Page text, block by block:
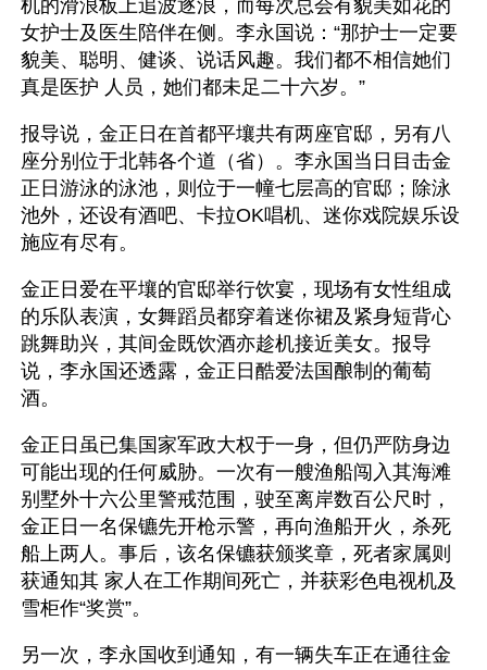
机的滑浪板上追波逐浪，而每次总会有貌美如花的
女护士及医生陪伴在侧。李永国说：“那护士一定要
貌美、聪明、健谈、说话风趣。我们都不相信她们
真是医护 人员，她们都未足二十六岁。”
报导说，金正日在首都平壤共有两座官邸，另有八
座分别位于北韩各个道（省）。李永国当日目击金
正日游泳的泳池，则位于一幢七层高的官邸；除泳
池外，还设有酒吧、卡拉OK唱机、迷你戏院娱乐设
施应有尽有。
金正日爱在平壤的官邸举行饮宴，现场有女性组成
的乐队表演，女舞蹈员都穿着迷你裙及紧身短背心
跳舞助兴，其间金既饮酒亦趁机接近美女。报导
说，李永国还透露，金正日酷爱法国酿制的葡萄
酒。
金正日虽已集国家军政大权于一身，但仍严防身边
可能出现的任何威胁。一次有一艘渔船闯入其海滩
别墅外十六公里警戒范围，驶至离岸数百公尺时，
金正日一名保镳先开枪示警，再向渔船开火，杀死
船上两人。事后，该名保镳获颁奖章，死者家属则
获通知其 家人在工作期间死亡，并获彩色电视机及
雪柜作“奖赏”。
另一次，李永国收到通知，有一辆失车正在通往金